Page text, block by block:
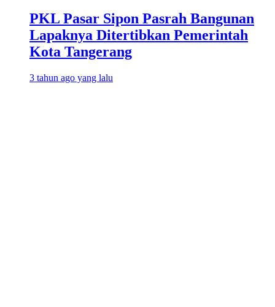
PKL Pasar Sipon Pasrah Bangunan
Lapaknya Ditertibkan Pemerintah
Kota Tangerang
3 tahun ago yang lalu